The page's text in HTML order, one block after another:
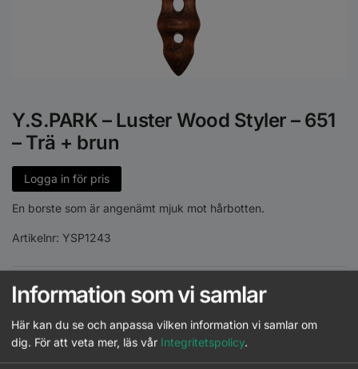
Y.S.PARK – Luster Wood Styler – 651
– Trä + brun
Logga in för pris
En borste som är angenämt mjuk mot hårbotten.
Artikelnr: YSP1243
Slut i lager
Information som vi samlar
Här kan du se och anpassa vilken information vi samlar om
dig. För att veta mer, läs vår Integritetspolicy.